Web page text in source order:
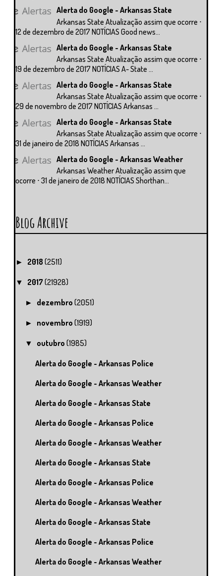
Alerta do Google - Arkansas State
Arkansas State Atualização assim que ocorre ⋅
12 de dezembro de 2017 NOTÍCIAS Good news...
Alerta do Google - Arkansas State
Arkansas State Atualização assim que ocorre ⋅
19 de dezembro de 2017 NOTÍCIAS A- State ...
Alerta do Google - Arkansas State
Arkansas State Atualização assim que ocorre ⋅
29 de novembro de 2017 NOTÍCIAS Arkansas ...
Alerta do Google - Arkansas State
Arkansas State Atualização assim que ocorre ⋅
31 de janeiro de 2018 NOTÍCIAS Arkansas ...
Alerta do Google - Arkansas Weather
Arkansas Weather Atualização assim que
ocorre ⋅ 31 de janeiro de 2018 NOTÍCIAS Shorthan...
Blog Archive
► 2018 (2511)
▼ 2017 (21928)
► dezembro(2051)
► novembro(1919)
▼ outubro(1985)
Alerta do Google - Arkansas Police
Alerta do Google - Arkansas Weather
Alerta do Google - Arkansas State
Alerta do Google - Arkansas Police
Alerta do Google - Arkansas Weather
Alerta do Google - Arkansas State
Alerta do Google - Arkansas Police
Alerta do Google - Arkansas Weather
Alerta do Google - Arkansas State
Alerta do Google - Arkansas Police
Alerta do Google - Arkansas Weather